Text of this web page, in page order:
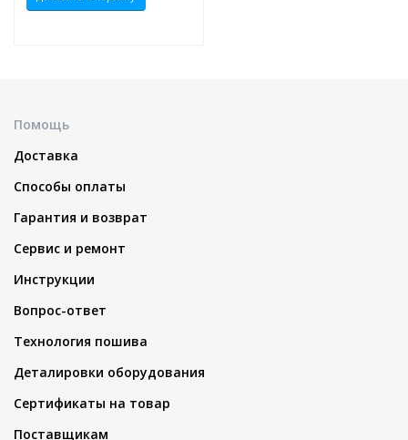
Помощь
Доставка
Способы оплаты
Гарантия и возврат
Сервис и ремонт
Инструкции
Вопрос-ответ
Технология пошива
Деталировки оборудования
Сертификаты на товар
Поставщикам